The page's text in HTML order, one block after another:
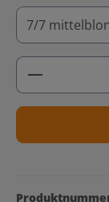
Produkt